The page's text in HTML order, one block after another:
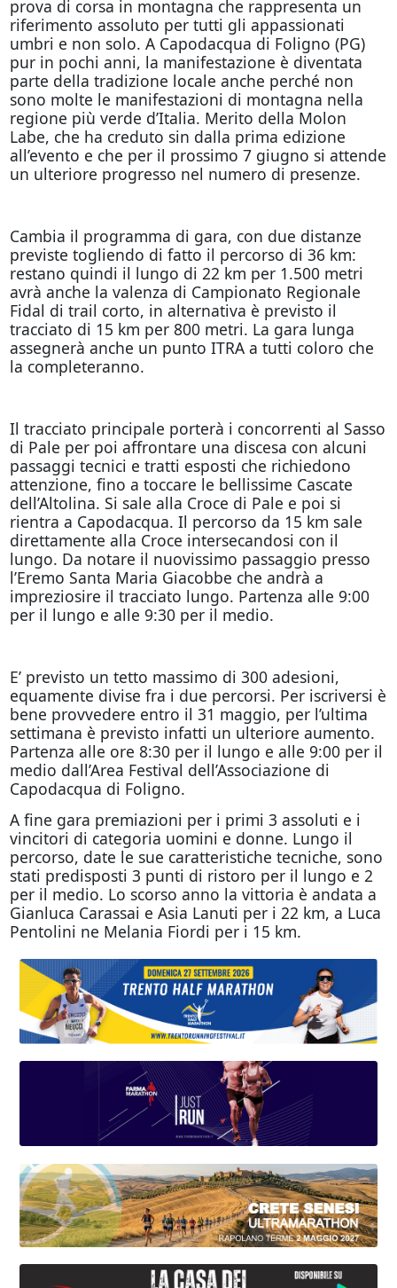
prova di corsa in montagna che rappresenta un
riferimento assoluto per tutti gli appassionati
umbri e non solo. A Capodacqua di Foligno (PG)
pur in pochi anni, la manifestazione è diventata
parte della tradizione locale anche perché non
sono molte le manifestazioni di montagna nella
regione più verde d’Italia. Merito della Molon
Labe, che ha creduto sin dalla prima edizione
all’evento e che per il prossimo 7 giugno si attende
un ulteriore progresso nel numero di presenze.
Cambia il programma di gara, con due distanze
previste togliendo di fatto il percorso di 36 km:
restano quindi il lungo di 22 km per 1.500 metri
avrà anche la valenza di Campionato Regionale
Fidal di trail corto, in alternativa è previsto il
tracciato di 15 km per 800 metri. La gara lunga
assegnerà anche un punto ITRA a tutti coloro che
la completeranno.
Il tracciato principale porterà i concorrenti al Sasso
di Pale per poi affrontare una discesa con alcuni
passaggi tecnici e tratti esposti che richiedono
attenzione, fino a toccare le bellissime Cascate
dell’Altolina. Si sale alla Croce di Pale e poi si
rientra a Capodacqua. Il percorso da 15 km sale
direttamente alla Croce intersecandosi con il
lungo. Da notare il nuovissimo passaggio presso
l’Eremo Santa Maria Giacobbe che andrà a
impreziosire il tracciato lungo. Partenza alle 9:00
per il lungo e alle 9:30 per il medio.
E’ previsto un tetto massimo di 300 adesioni,
equamente divise fra i due percorsi. Per iscriversi è
bene provvedere entro il 31 maggio, per l’ultima
settimana è previsto infatti un ulteriore aumento.
Partenza alle ore 8:30 per il lungo e alle 9:00 per il
medio dall’Area Festival dell’Associazione di
Capodacqua di Foligno.
A fine gara premiazioni per i primi 3 assoluti e i
vincitori di categoria uomini e donne. Lungo il
percorso, date le sue caratteristiche tecniche, sono
stati predisposti 3 punti di ristoro per il lungo e 2
per il medio. Lo scorso anno la vittoria è andata a
Gianluca Carassai e Asia Lanuti per i 22 km, a Luca
Pentolini ne Melania Fiordi per i 15 km.